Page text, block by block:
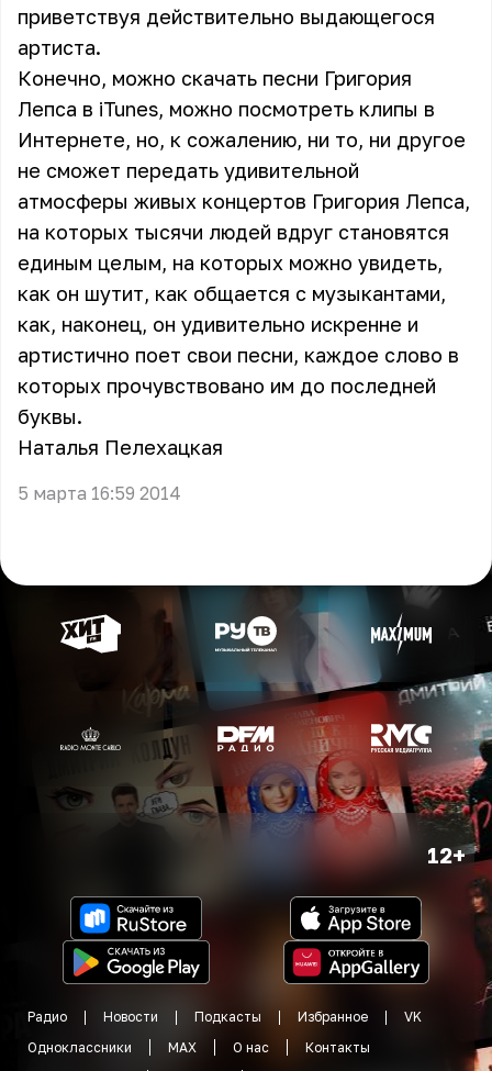
приветствуя действительно выдающегося
артиста.
Конечно, можно скачать песни Григория
Лепса в iTunes, можно посмотреть клипы в
Интернете, но, к сожалению, ни то, ни другое
не сможет передать удивительной
атмосферы живых концертов Григория Лепса,
на которых тысячи людей вдруг становятся
единым целым, на которых можно увидеть,
как он шутит, как общается с музыкантами,
как, наконец, он удивительно искренне и
артистично поет свои песни, каждое слово в
которых прочувствовано им до последней
буквы.
Наталья Пелехацкая
5 марта 16:59 2014
12+
Радио Новости Подкасты Избранное
VK
Одноклассники
MAX О нас
Контакты